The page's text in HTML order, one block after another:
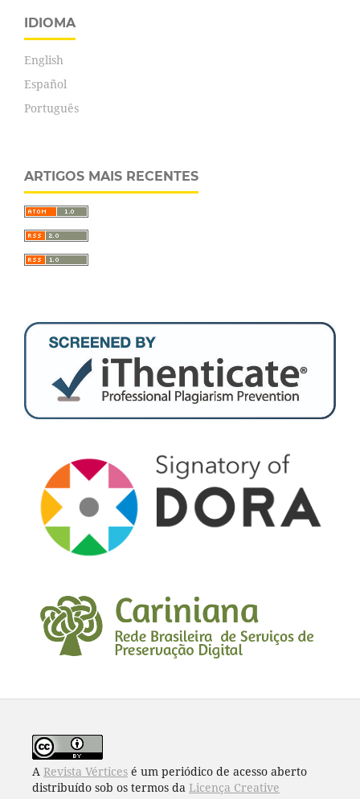
IDIOMA
English
Español
Português
ARTIGOS MAIS RECENTES
A Revista Vérticesé um periódico de acesso aberto
distribuído sob os termos da Licença Creative